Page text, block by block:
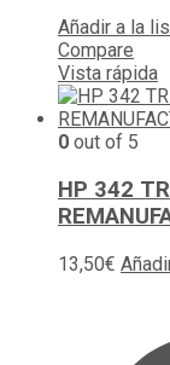
Añadir a la
Compare
Vista rápida
0 out of 5
HP 342
13,50€